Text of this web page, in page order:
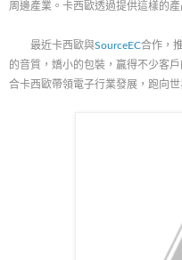
周邊產業。卡西歐透過提供這樣的
最近卡西歐與SourceEC合作，
的音質，嬌小的包裝，贏得不少客
合卡西歐帶領電子行業發展，跑向世